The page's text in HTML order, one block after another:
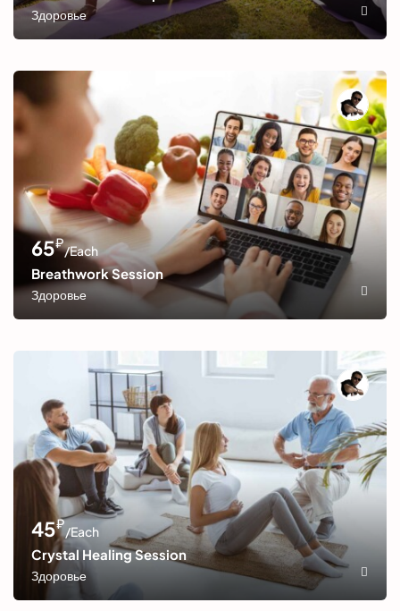
Здоровье
65₽/Each
Breathwork Session
Здоровье
45₽/Each
Crystal Healing Session
Здоровье